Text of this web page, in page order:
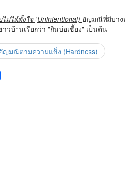
ไม่ได้ตั้งใจ (Unintentional) อัญมณีที่มีบาง
วบ้านเรียกว่า "กินบ่อเซี้ยง" เป็นต้น
อัญมณีตามความแข็ง (Hardness)